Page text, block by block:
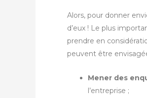
Alors, pour donner
d’eux ! Le plus
prendre en
peuvent être
Mener des
l’entreprise ;